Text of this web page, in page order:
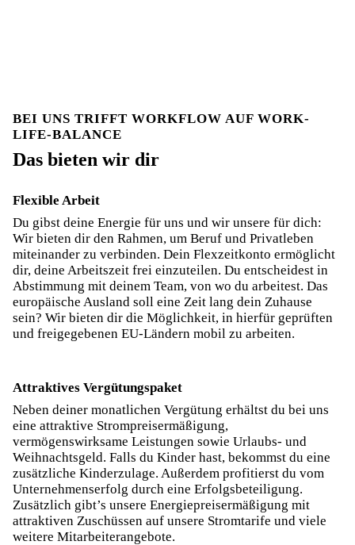
BEI UNS TRIFFT WORKFLOW AUF WORK-
LIFE-BALANCE
Das bieten wir dir
Flexible Arbeit
Du gibst deine Energie für uns und wir unsere für dich:
Wir bieten dir den Rahmen, um Beruf und Privatleben
miteinander zu verbinden. Dein Flexzeitkonto ermöglicht
dir, deine Arbeitszeit frei einzuteilen. Du entscheidest in
Abstimmung mit deinem Team, von wo du arbeitest. Das
europäische Ausland soll eine Zeit lang dein Zuhause
sein? Wir bieten dir die Möglichkeit, in hierfür geprüften
und freigegebenen EU-Ländern mobil zu arbeiten.
Attraktives Vergütungspaket
Neben deiner monatlichen Vergütung erhältst du bei uns
eine attraktive Strompreisermäßigung,
vermögenswirksame Leistungen sowie Urlaubs- und
Weihnachtsgeld. Falls du Kinder hast, bekommst du eine
zusätzliche Kinderzulage. Außerdem profitierst du vom
Unternehmenserfolg durch eine Erfolgsbeteiligung.
Zusätzlich gibt’s unsere Energiepreisermäßigung mit
attraktiven Zuschüssen auf unsere Stromtarife und viele
weitere Mitarbeiterangebote.